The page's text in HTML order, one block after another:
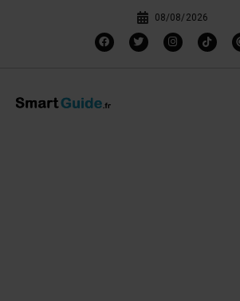
08/08/2026